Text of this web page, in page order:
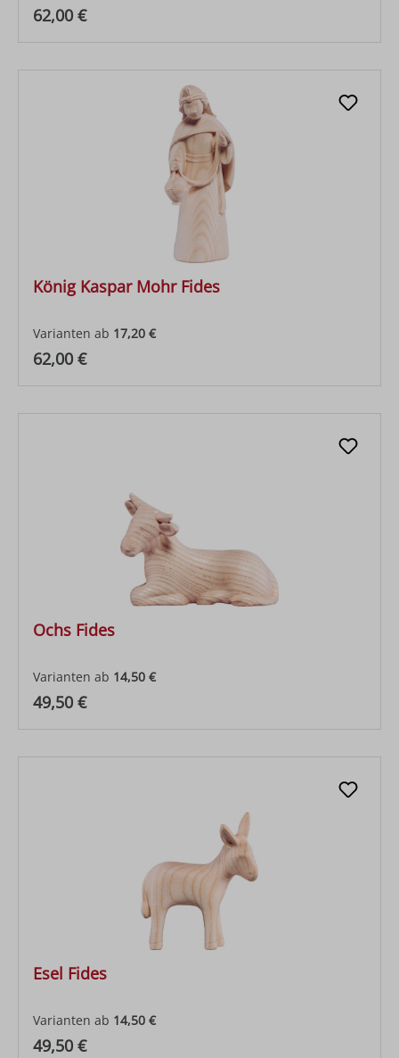
Regulärer Preis:
62,00 €
König Kaspar Mohr Fides
Varianten ab 17,20 €
Regulärer Preis:
62,00 €
Ochs Fides
Varianten ab 14,50 €
Regulärer Preis:
49,50 €
Esel Fides
Varianten ab 14,50 €
Regulärer Preis:
49,50 €